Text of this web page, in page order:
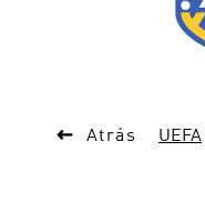
 Atrás UEFA